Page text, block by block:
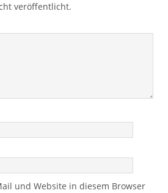
veröffentlicht.
und Website in diesem Browser